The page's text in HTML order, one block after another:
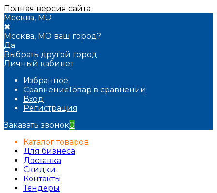
Полная версия сайта
Москва, МО
✖
Москва, МО ваш город?
Да
Выбрать другой город
Личный кабинет
Избранное
СравнениеТовар в сравнении
Вход
Регистрация
Заказать звонок0
Каталог товаров
Для бизнеса
Доставка
Скидки
Контакты
Тендеры